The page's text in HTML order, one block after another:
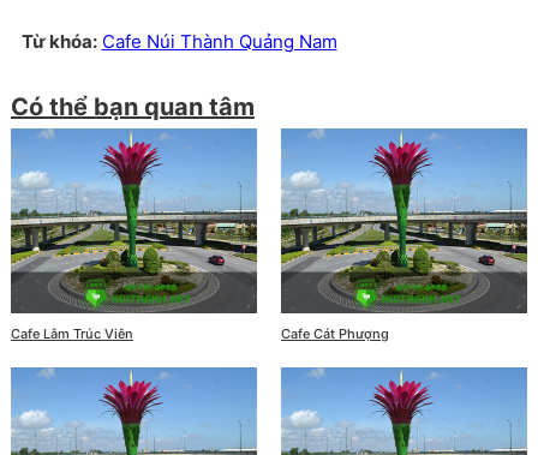
Từ khóa: Cafe Núi Thành Quảng Nam
Có thể bạn quan tâm
Cafe Lâm Trúc Viên Cafe Cát Phượng